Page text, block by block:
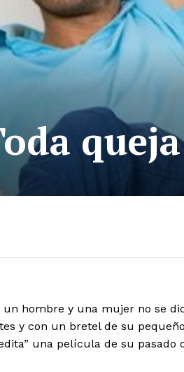
hombre y una mujer no se
y con un bretel de su
una película de su